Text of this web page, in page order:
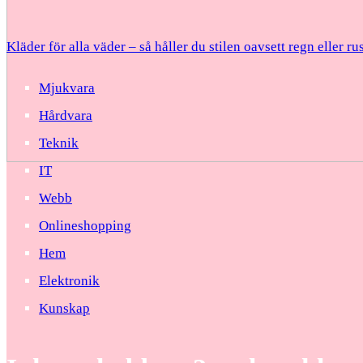
Kläder för alla väder – så håller du stilen oavsett regn eller
Mjukvara
Hårdvara
Teknik
IT
Webb
Onlineshopping
Hem
Elektronik
Kunskap